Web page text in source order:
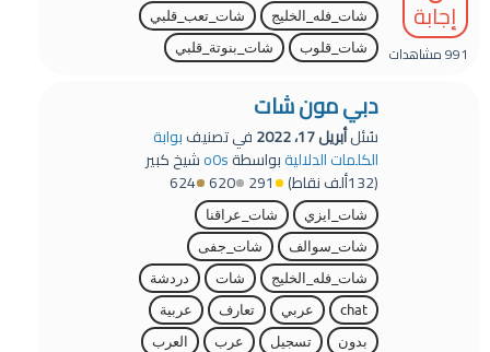
إجابة
991مشاهدات
شات_فله_الخليج
شات_تعب_قلبي
شات_قلوب
شات_بنوتة_قلبي
دبي مون شات
سُئلأبريل 17، 2022 في تصنيفبوابة
الكلمات الدلاليةبواسطةo0sشيخ كبير
(132ألف نقاط) 291
620
624
شات_ايزي
شات_عراقنا
شات_سوالف
شات_جفى
شات_فله_الخليج
شات
دردشة
chat
عربي تعارف
عربية
بدون
تسجيل عرب
العرب